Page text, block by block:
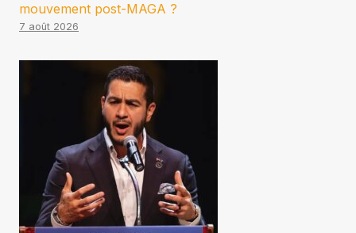
mouvement post-MAGA ?
7 août 2026